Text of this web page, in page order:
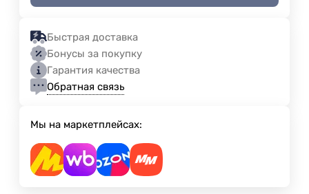
Быстрая доставка
Бонусы за покупку
Гарантия качества
Обратная связь
Мы на маркетплейсах: